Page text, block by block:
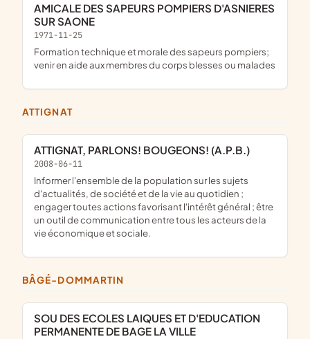
AMICALE DES SAPEURS POMPIERS D'ASNIERES
SUR SAONE
1971-11-25
formation technique et morale des sapeurs pompiers;
venir en aide aux membres du corps blesses ou malades
ATTIGNAT
ATTIGNAT, PARLONS! BOUGEONS! (A.P.B.)
2008-06-11
informer l'ensemble de la population sur les sujets
d'actualités, de société et de la vie au quotidien ;
engager toutes actions favorisant l'intérêt général ; être
un outil de communication entre tous les acteurs de la
vie économique et sociale.
BÂGÉ-DOMMARTIN
SOU DES ECOLES LAIQUES ET D'EDUCATION
PERMANENTE DE BAGE LA VILLE